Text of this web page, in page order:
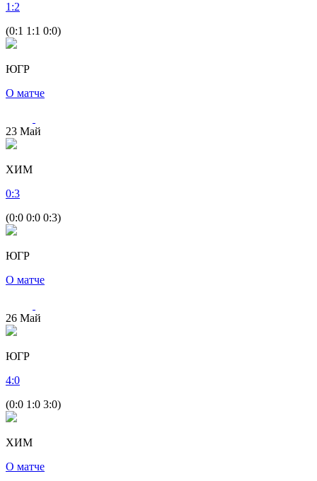
1 :2
(0:1 1:1 0:0)
ЮГР
О матче
23 Май
ХИМ
0:3
(0:0 0:0 0:3)
ЮГР
О матче
26 Май
ЮГР
4:0
(0:0 1:0 3:0)
ХИМ
О матче